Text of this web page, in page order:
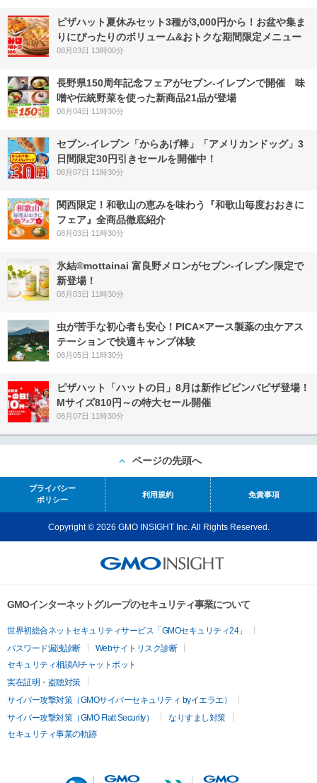
ピザハット夏休みセット3種が3,000円から！お盆や集ま
りにぴったりのボリューム&おトクな期間限定メニュー
08月03日 13時00分
長野県150周年記念フェアがセブン-イレブンで開催 味
噌や伝統野菜を使った新商品21品が登場
08月04日 11時30分
セブン‐イレブン「からあげ棒」「アメリカンドッグ」3
日間限定30円引きセールを開催中！
08月07日 11時30分
関西限定！和歌山の恵みを味わう『和歌山毎度おおきに
フェア』全商品徹底紹介
08月03日 11時30分
氷結®mottainai 富良野メロンがセブン‐イレブン限定で
新登場！
08月03日 11時30分
虫が苦手な初心者も安心！PICA×アース製薬の虫ケアス
テーションで快適キャンプ体験
08月05日 11時30分
ピザハット「ハットの日」8月は新作ビビンバピザ登場！
Mサイズ810円～の特大セール開催
08月07日 11時30分
ページの先頭へ
プライバシー
ポリシー
利用規約 免責事項
Copyright © 2026 GMO INSIGHT Inc. All Rights Reserved.
GMOインターネットグループのセキュリティ事業について
世界初総合ネットセキュリティサービス「GMOセキュリティ24」
パスワード漏洩診断
Webサイトリスク診断
セキュリティ相談AIチャットボット
実在証明・盗聴対策
サイバー攻撃対策（GMOサイバーセキュリティ byイエラエ）
サイバー攻撃対策（GMO Flatt Security）
なりすまし対策
セキュリティ事業の軌跡